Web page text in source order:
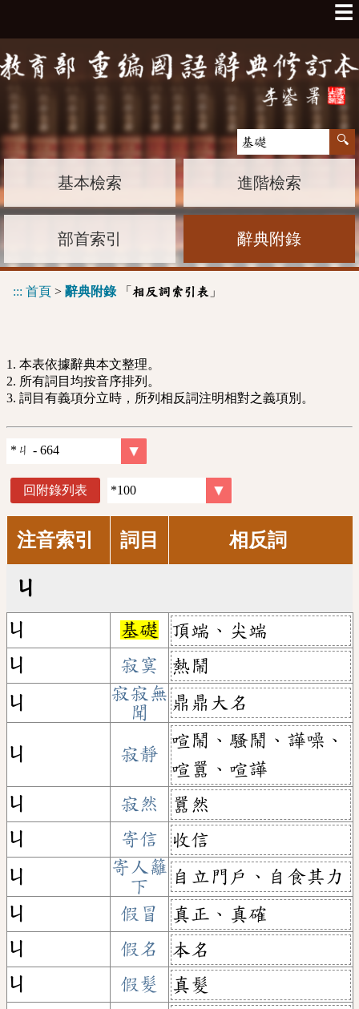
☰
基本檢索 進階檢索
部首索引 辭典附錄
::: 首頁 > 辭典附錄「 相反詞索引表 」
1. 本表依據辭典本文整理。
2. 所有詞目均按音序排列。
3. 詞目有義項分立時，所列相反詞注明相對之義項別。
回附錄列表
注音索引 詞目 相反詞
ㄐ
ㄐ 基礎
頂端、尖端
ㄐ
寂寞
熱鬧
ㄐ
寂寂無
聞
鼎鼎大名
ㄐ 寂靜
喧鬧、騷鬧、譁噪、
喧囂、喧譁
ㄐ
寂然
囂然
ㄐ
寄信
收信
ㄐ
寄人籬
下
自立門戶、自食其力
ㄐ
假冒
真正、真確
ㄐ
假名
本名
ㄐ
假髮 真髮